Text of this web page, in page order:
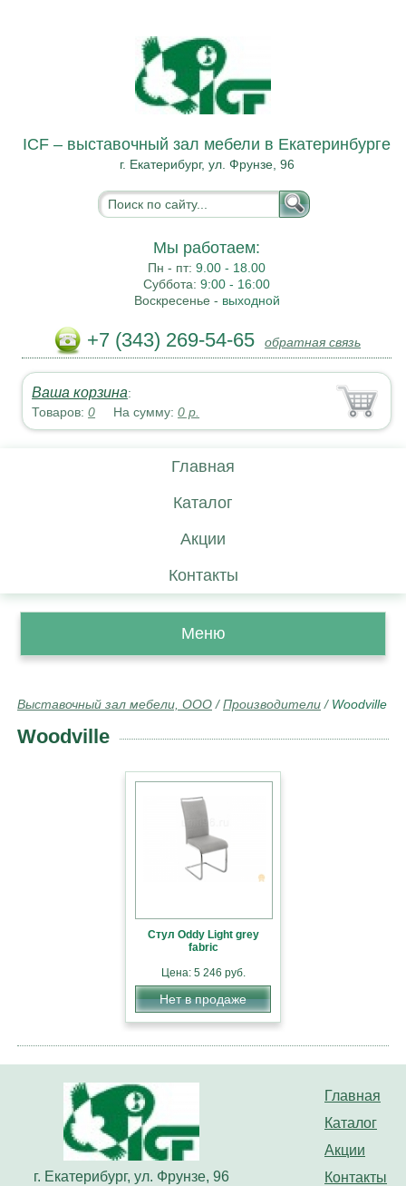
ICF – выставочный зал мебели в Екатеринбурге
г. Екатерибург, ул. Фрунзе, 96
Мы работаем:
Пн - пт:9.00 - 18.00
Суббота:9:00 - 16:00
Воскресенье - выходной
+7 (343) 269-54-65 обратная связь
Ваша корзина:
Товаров:0 На сумму:0 р.
Главная
Каталог
Акции
Контакты
Меню
Выставочный зал мебели, ООО /Производители / Woodville
Woodville
Стул Oddy Light grey
fabric
Цена: 5 246 руб.
Нет в продаже
Главная
Каталог
Акции
Контакты
г. Екатерибург, ул. Фрунзе, 96